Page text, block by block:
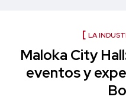
LA
Maloka City
eventos y